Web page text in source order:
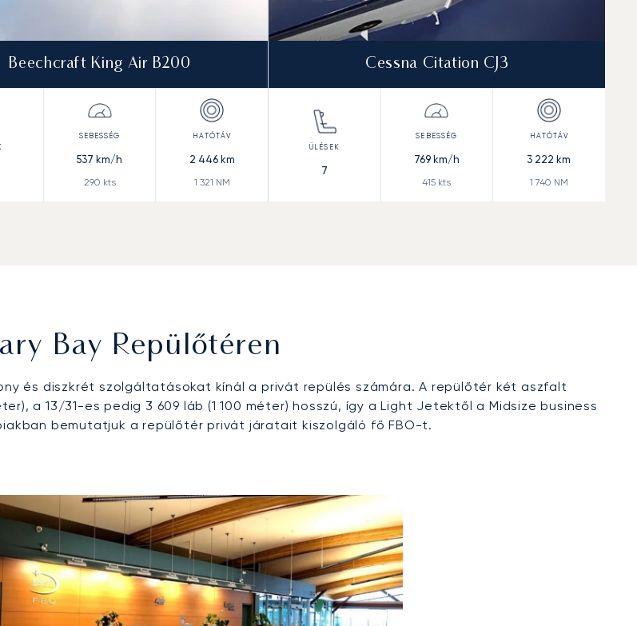
Beechcraft King Air B200
537 km/h
290 kts
2 446km
1 321 NM
Cessna Citation CJ3
7
769km/h
415 kts
3 222 km
1 740 NM
Bay Repülőtéren
és diszkrét szolgáltatásokat kínál a privát repülés számára. A repülőtér két aszfalt
a 13/31-es pedig 3 609 láb (1 100 méter) hosszú, így a Light Jetektől a Midsize business
bemutatjuk a repülőtér privát járatait kiszolgáló fő FBO-t.